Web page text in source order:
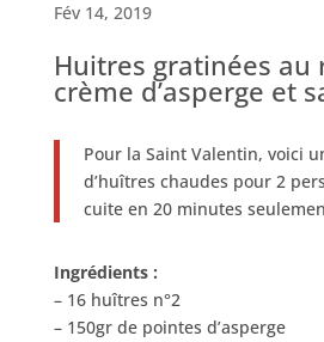
Fév 14, 2019
Huitres gratinées au
crème d’asperge et
Pour la Saint Valentin, voici
d’huîtres chaudes pour 2
cuite en 20 minutes
Ingrédients :
– 16 huîtres n°2
– 150gr de pointes d’asperge